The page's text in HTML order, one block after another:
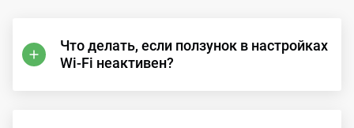
Что делать, если ползунок в настройках
Wi-Fi неактивен?